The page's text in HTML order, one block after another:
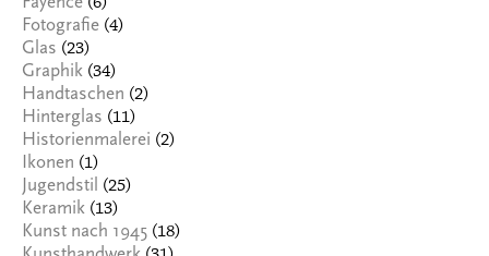
Fayence
Fotografie (4)
Glas (23)
Graphik (34)
Handtaschen (2)
Hinterglas (11)
Historienmalerei (2)
Ikonen (1)
Jugendstil (25)
Keramik (13)
Kunst nach 1945 (18)